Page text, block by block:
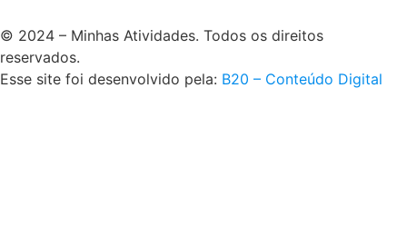
© 2024 – Minhas Atividades. Todos os direitos
reservados.
Esse site foi desenvolvido pela: B20 – Conteúdo Digital